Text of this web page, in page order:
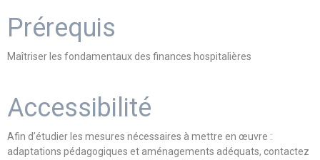
Prérequis
Maîtriser les fondamentaux des finances hospitalières
Accessibilité
Afin d’étudier les mesures nécessaires à mettre en œuvre :
adaptations pédagogiques et aménagements adéquats, contactez